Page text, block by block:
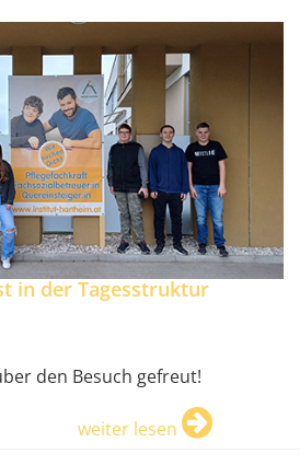
in der Tagesstruktur
den Besuch gefreut!
weiter lesen